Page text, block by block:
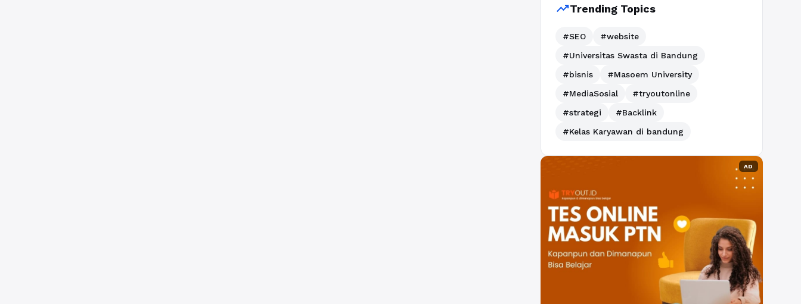
trending_upTrending Topics
#SEO
#website
#Universitas Swasta di Bandung
#bisnis
#Masoem University
#MediaSosial
#tryoutonline
#strategi
#Backlink
#Kelas Karyawan di bandung
AD